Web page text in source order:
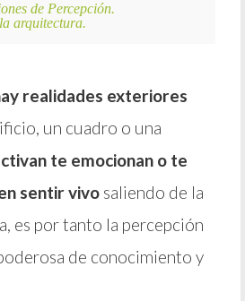
de Percepción.
arquitectura.
realidades exteriores
un cuadro o una
te emocionan o te
sentir vivo saliendo de la
es por tanto la percepción
de conocimiento y